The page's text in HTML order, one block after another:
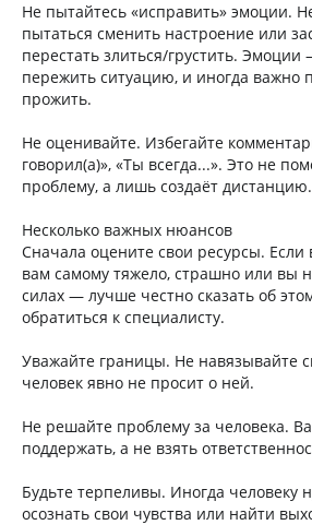
Не пытайтесь «исправить» эмоции.
пытаться сменить настроение или
перестать злиться/грустить. Эмоции
пережить ситуацию, и иногда важно
прожить.
Не оценивайте. Избегайте
говорил(а)», «Ты всегда...». Это не
проблему, а лишь создаёт дистанцию.
Несколько важных нюансов
Сначала оцените свои ресурсы. Если
вам самому тяжело, страшно или вы
силах — лучше честно сказать об
обратиться к специалисту.
Уважайте границы. Не навязывайте
человек явно не просит о ней.
Не решайте проблему за человека.
поддержать, а не взять
Будьте терпеливы. Иногда человеку
осознать свои чувства или найти